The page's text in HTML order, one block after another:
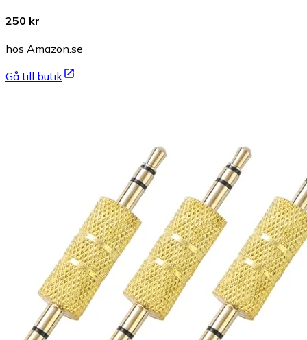
250 kr
hos Amazon.se
Gå till butik